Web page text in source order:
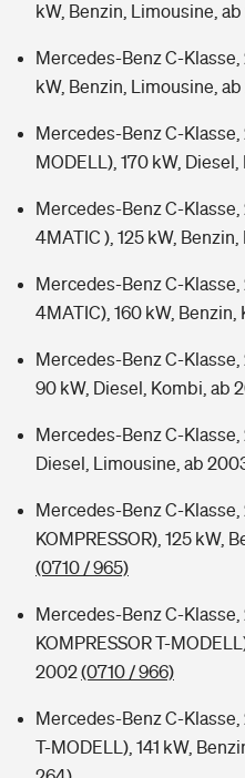
kW, Benzin, Limousine,
Mercedes-Benz C-
kW, Benzin, Limousine,
Mercedes-Benz C-Klasse,
MODELL), 170 kW,
Mercedes-Benz C-Klasse,
4MATIC ), 125 kW,
Mercedes-Benz C-Klasse,
4MATIC), 160 kW,
Mercedes-Benz C-Klasse,
90 kW, Diesel, Kombi, ab
Mercedes-Benz C-Klasse,
Diesel, Limousine, ab
Mercedes-Benz C-Klasse,
KOMPRESSOR), 125 kW,
(0710 / 965)
Mercedes-Benz C-Klasse,
KOMPRESSOR T-
2002(0710 / 966)
Mercedes-Benz C-Klasse,
T-MODELL), 141 kW,